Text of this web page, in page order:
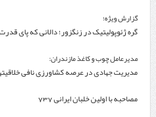
گزارش ویژه؛
گره ژئوپولیتیک در زنگزور؛ دالانی که پای
مدیرعامل چوب و کاغذ مازندران:
مدیریت جهادی در عرصه کشاورزی نافی
مصاحبه با اولین خلبان ایرانی 737